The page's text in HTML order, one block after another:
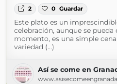
2 0 Guardar
Este plato es un
celebración, aunque se
momento, es una simple
variedad (...)
Así se come en